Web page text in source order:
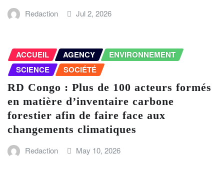
Redaction Jul 2, 2026
ACCUEIL AGENCY
ENVIRONNEMENT
SCIENCE
SOCIÉTÉ
RD Congo : Plus de 100 acteurs formés
en matière d’inventaire carbone
forestier afin de faire face aux
changements climatiques
Redaction May 10, 2026